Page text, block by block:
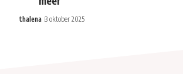
thalena 3 oktober 2025